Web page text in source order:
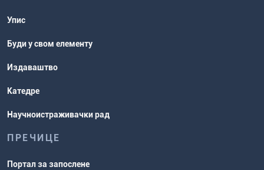
Упис
Буди у свом елементу
Издаваштво
Катедре
Научноистраживачки рад
ПРЕЧИЦЕ
Портал за запослене